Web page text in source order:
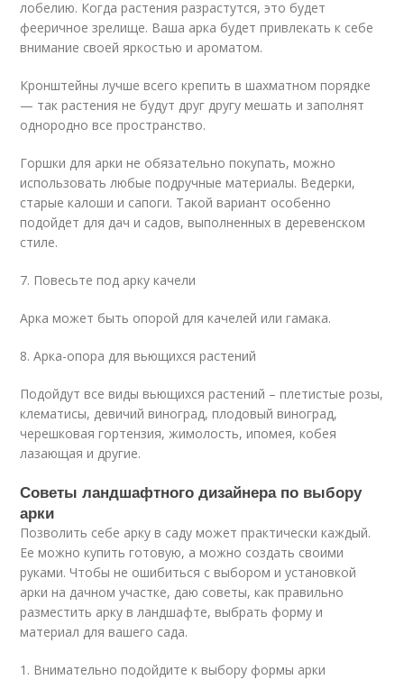
лобелию. Когда растения разрастутся, это будет
фееричное зрелище. Ваша арка будет привлекать к себе
внимание своей яркостью и ароматом.
Кронштейны лучше всего крепить в шахматном порядке
— так растения не будут друг другу мешать и заполнят
однородно все пространство.
Горшки для арки не обязательно покупать, можно
использовать любые подручные материалы. Ведерки,
старые калоши и сапоги. Такой вариант особенно
подойдет для дач и садов, выполненных в деревенском
стиле.
7. Повесьте под арку качели
Арка может быть опорой для качелей или гамака.
8. Арка-опора для вьющихся растений
Подойдут все виды вьющихся растений – плетистые розы,
клематисы, девичий виноград, плодовый виноград,
черешковая гортензия, жимолость, ипомея, кобея
лазающая и другие.
Советы ландшафтного дизайнера по выбору
арки
Позволить себе арку в саду может практически каждый.
Ее можно купить готовую, а можно создать своими
руками. Чтобы не ошибиться с выбором и установкой
арки на дачном участке, даю советы, как правильно
разместить арку в ландшафте, выбрать форму и
материал для вашего сада.
1. Внимательно подойдите к выбору формы арки